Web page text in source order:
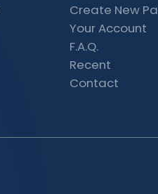
Create New
Your Account
F.A.Q.
Recent
Contact